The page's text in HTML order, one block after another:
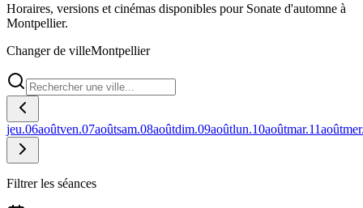
Horaires, versions et cinémas disponibles pour Sonate d'automne à
Montpellier.
Changer de villeMontpellier
jeu.06aoûtven.07aoûtsam.08aoûtdim.09aoûtlun.10aoûtmar.11août
Filtrer les séances